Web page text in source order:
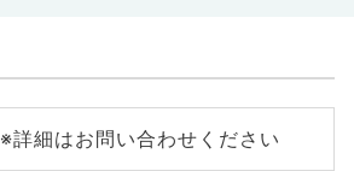
※詳細はお問い合わせください